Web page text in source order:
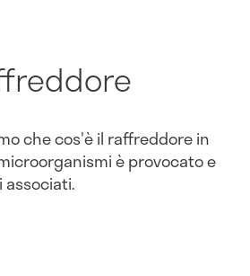
che cos'è il raffreddore in
è provocato e
associati.